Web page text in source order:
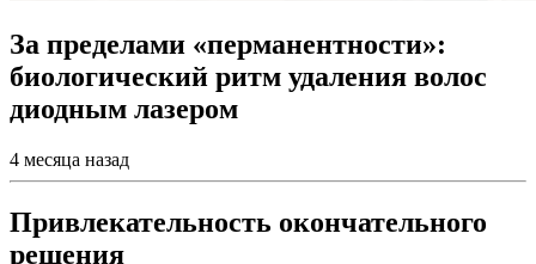
За пределами «перманентности»:
биологический ритм удаления волос
диодным лазером
4 месяца назад
Привлекательность окончательного
решения